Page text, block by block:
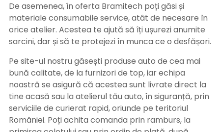
De asemenea, în oferta Bramitech poți găsi și
materiale consumabile service, atât de necesare în
orice atelier. Acestea te ajută să îți ușurezi anumite
sarcini, dar și să te protejezi în munca ce o desfășori.
Pe site-ul nostru găsești produse auto de cea mai
bună calitate, de la furnizori de top, iar echipa
noastră se asigură că acestea sunt livrate direct la
tine acasă sau la atelierul tău auto, în siguranță, prin
serviciile de curierat rapid, oriunde pe teritoriul
României. Poți achita comanda prin ramburs, la